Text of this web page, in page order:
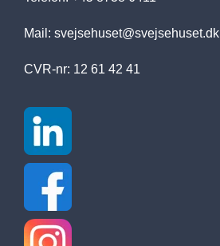
Mail: svejsehuset@svejsehuset.dk
CVR-nr: 12 61 42 41